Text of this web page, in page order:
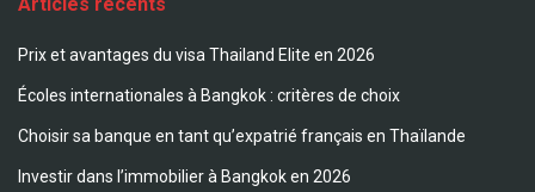
Prix et avantages du visa Thailand Elite en 2026
Écoles internationales à Bangkok : critères de choix
Choisir sa banque en tant qu’expatrié français en Thaïlande
Investir dans l’immobilier à Bangkok en 2026